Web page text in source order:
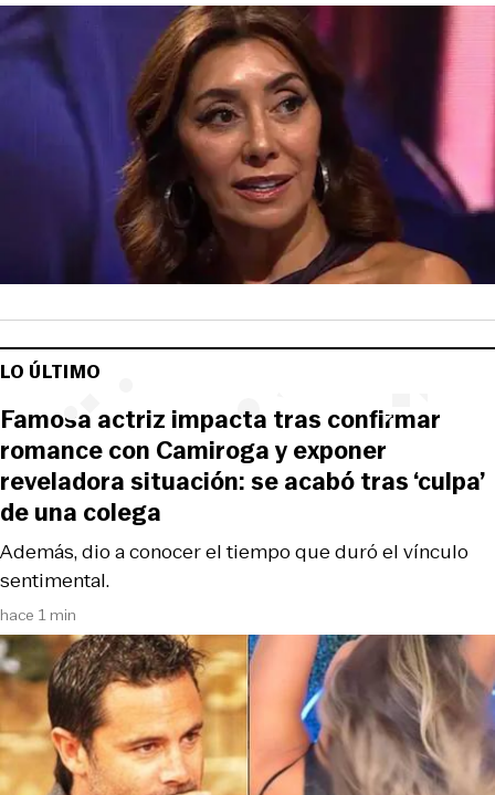
LO ÚLTIMO
hace 1 min
Además, dio a conocer el tiempo que duró el vínculo
sentimental.
Famosa actriz impacta tras confirmar
romance con Camiroga y exponer
reveladora situación: se acabó tras ‘culpa’
de una colega